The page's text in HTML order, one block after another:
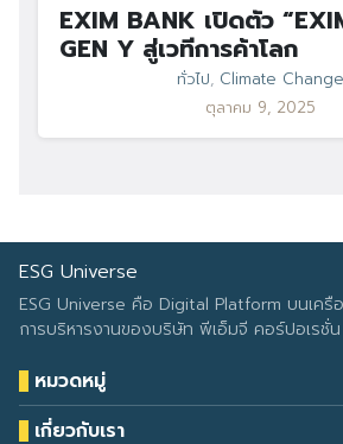
EXIM BANK เปิดตัว
GEN Y สู่เวทีการค้าโลก
ทั่วไป, Climate Change
ตุลาคม 9, 2025
ESG Universe
ESG Universe คือ Digital Platform บนเครื
การบริหารงานของบริษัท พีเอ็มจี คอร์ปอเรชั่
หมวดหมู่
Health & Wellness
เกี่ยวกับเรา